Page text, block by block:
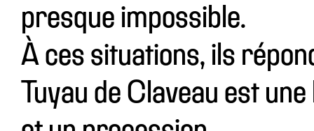
presque impossible.
À ces situations, ils
Tuyau de Claveau est